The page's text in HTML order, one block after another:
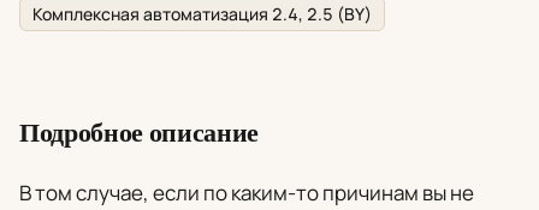
Комплексная автоматизация 2.4, 2.5 (BY)
Подробное описание
В том случае, если по каким-то причинам вы не